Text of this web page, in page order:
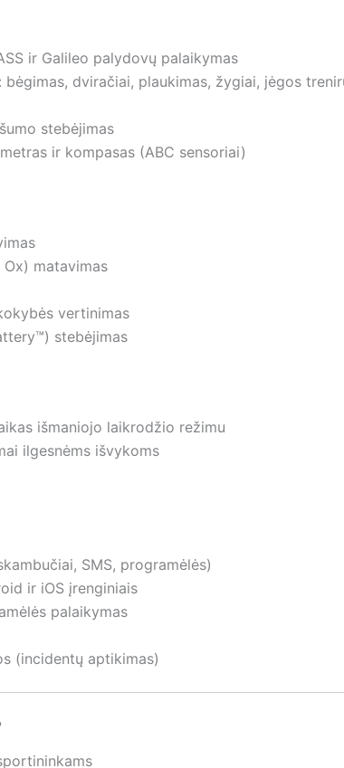
ir Galileo palydovų palaikymas
dviračiai, plaukimas, žygiai, jėgos
stebėjimas
ir kompasas (ABC sensoriai)
Ox) matavimas
vertinimas
stebėjimas
išmaniojo laikrodžio režimu
ilgesnėms išvykoms
SMS, programėlės)
ir iOS įrenginiais
palaikymas
(incidentų aptikimas)